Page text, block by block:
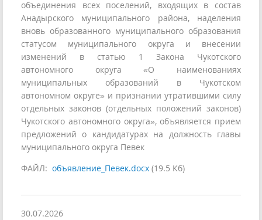
объединения всех поселений, входящих в состав
Анадырского муниципального района, наделения
вновь образованного муниципального образования
статусом муниципального округа и внесении
изменений в статью 1 Закона Чукотского
автономного округа «О наименованиях
муниципальных образований в Чукотском
автономном округе» и признании утратившими силу
отдельных законов (отдельных положений законов)
Чукотского автономного округа», объявляется прием
предложений о кандидатурах на должность главы
муниципального округа Певек
ФАЙЛ: объявление_Певек.docx (19.5 Кб)
30.07.2026